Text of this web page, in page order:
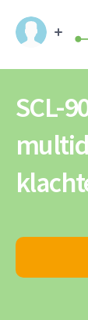
SCL-